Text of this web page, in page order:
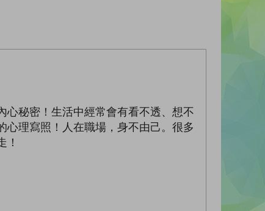
秘密！生活中經常會有看不透、想不
理寫照！人在職場，身不由己。很多
！